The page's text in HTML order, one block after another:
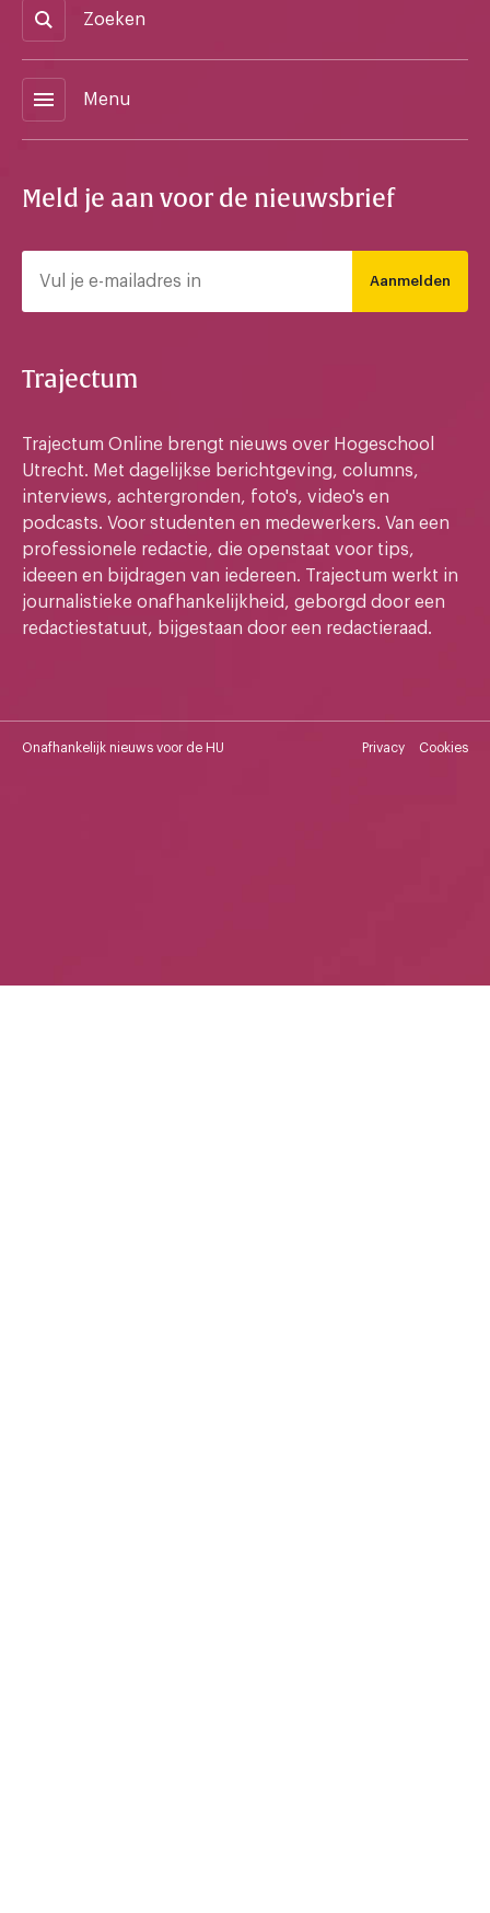
Zoeken
menu Menu
Meld je aan voor de nieuwsbrief
Aanmelden
Trajectum
Trajectum Online brengt nieuws over Hogeschool
Utrecht. Met dagelijkse berichtgeving, columns,
interviews, achtergronden, foto's, video's en
podcasts. Voor studenten en medewerkers. Van een
professionele redactie, die openstaat voor tips,
ideeen en bijdragen van iedereen. Trajectum werkt in
journalistieke onafhankelijkheid, geborgd door een
redactiestatuut, bijgestaan door een redactieraad.
Onafhankelijk nieuws voor de HU Privacy Cookies